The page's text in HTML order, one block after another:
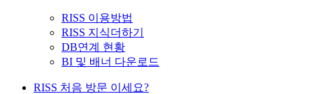
RISS 이용방법
RISS 지식더하기
DB연계 현황
BI 및 배너 다운로드
RISS 처음 방문 이세요?